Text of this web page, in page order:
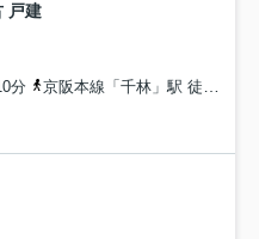
戸建
分
京阪本線「千林」駅 徒歩14分